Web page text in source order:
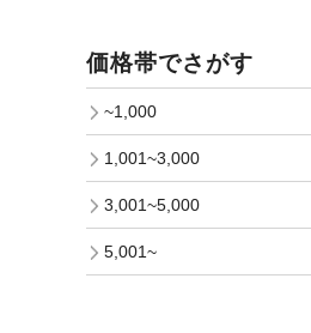
価格帯でさがす
~1,000
1,001~3,000
3,001~5,000
5,001~